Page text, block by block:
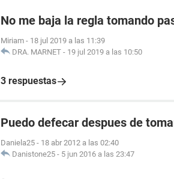
No me baja la regla tomando
Miriam - 18 jul 2019 a las 11:39
DRA. MARNET - 19 jul 2019 a las 10:50
3 respuestas
Puedo defecar despues de
Daniela25 - 18 abr 2012 a las 02:40
Danistone25 - 5 jun 2016 a las 23:47